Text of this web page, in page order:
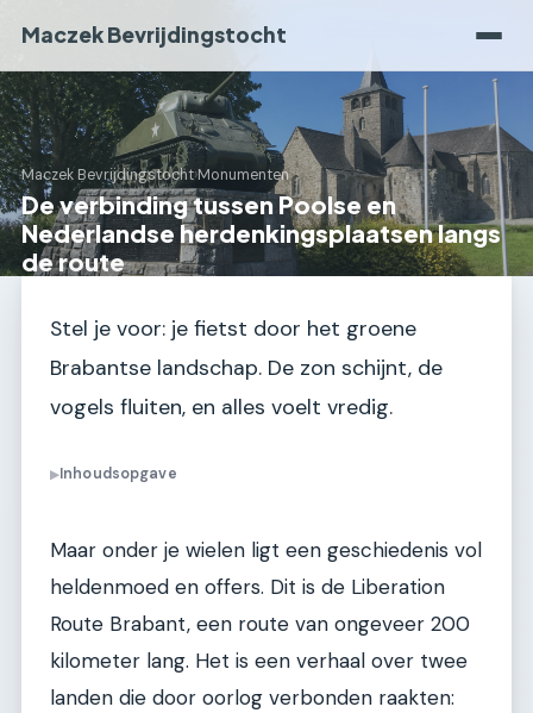
Maczek Bevrijdingstocht
Maczek Bevrijdingstocht›Monumenten
De verbinding tussen Poolse en
Nederlandse herdenkingsplaatsen langs
de route
Stel je voor: je fietst door het groene
Brabantse landschap. De zon schijnt, de
vogels fluiten, en alles voelt vredig.
▶Inhoudsopgave
Maar onder je wielen ligt een geschiedenis vol
heldenmoed en offers. Dit is de Liberation
Route Brabant, een route van ongeveer 200
kilometer lang. Het is een verhaal over twee
landen die door oorlog verbonden raakten: